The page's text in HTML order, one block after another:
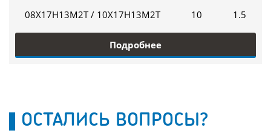
08Х17Н13М2Т / 10Х17Н13М2Т
10 1.5
Подробнее
ОСТАЛИСЬ ВОПРОСЫ?